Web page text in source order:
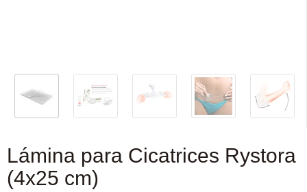
Lámina para Cicatrices Rystora
(4x25 cm)